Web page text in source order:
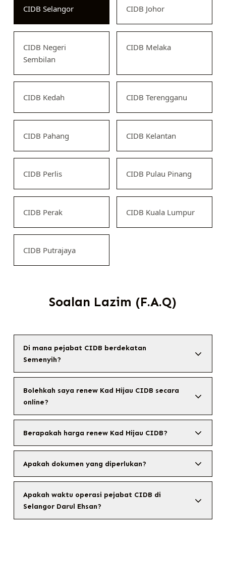
CIDB Selangor CIDB Johor
CIDB Negeri
Sembilan
CIDB Melaka
CIDB Kedah CIDB Terengganu
CIDB Pahang CIDB Kelantan
CIDB Perlis CIDB Pulau Pinang
CIDB Perak CIDB Kuala Lumpur
CIDB Putrajaya
Soalan Lazim (F.A.Q)
Di mana pejabat CIDB berdekatan
Semenyih?
Bolehkah saya renew Kad Hijau CIDB secara
online?
Berapakah harga renew Kad Hijau CIDB?
Apakah dokumen yang diperlukan?
Apakah waktu operasi pejabat CIDB di
Selangor Darul Ehsan?